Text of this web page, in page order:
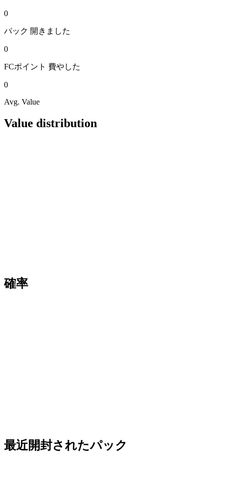
0
パック 開きました
0
FCポイント 費やした
0
Avg. Value
Value distribution
確率
最近開封されたパック